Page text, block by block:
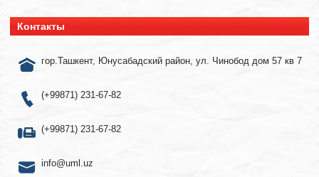
Контакты
гор.Ташкент, Юнусабадский район, ул. Чинобод дом 57 кв 7
(+99871) 231-67-82
(+99871) 231-67-82
info@uml.uz